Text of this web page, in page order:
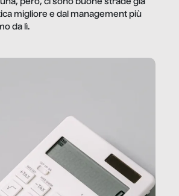
però, ci sono buone strade già
migliore e dal management più
da lì.